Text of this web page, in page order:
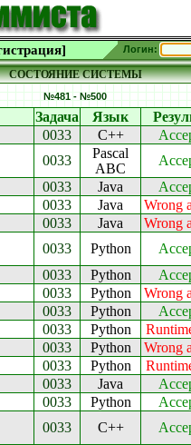
Логин:
СОСТОЯНИЕ СИСТЕМЫ
№481 - №500
Задача Язык
0033 C++
0033
Pascal
ABC
0033 Java
0033 Java
Wrong
0033 Java
Wrong
0033 Python
0033 Python
0033 Python
Wrong
0033 Python
0033 Python
0033 Python
Wrong
0033 Python
0033 Java
0033 Python
0033 C++